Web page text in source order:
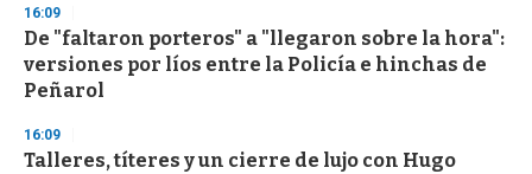
16:09
De "faltaron porteros" a "llegaron sobre la hora":
versiones por líos entre la Policía e hinchas de
Peñarol
16:09
Talleres, títeres y un cierre de lujo con Hugo